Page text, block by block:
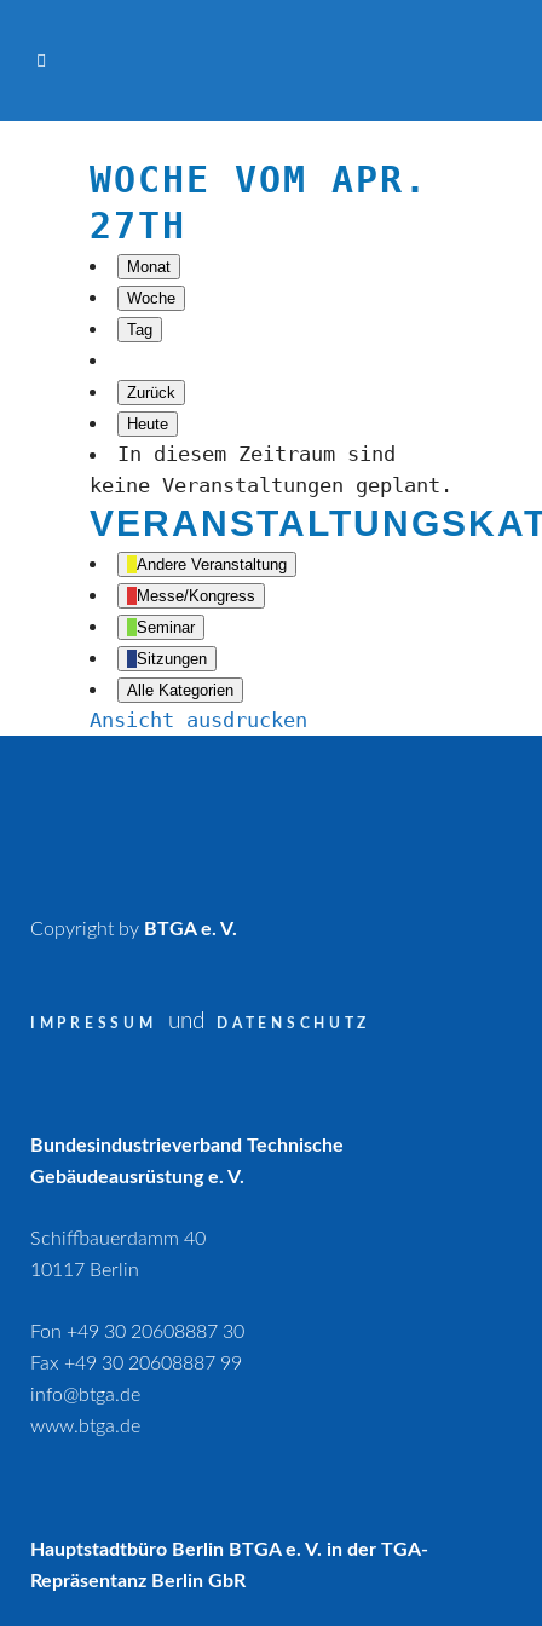
WOCHE VOM APR.
27TH
Monat
Woche
Tag
Zurück
Heute
In diesem Zeitraum sind
keine Veranstaltungen geplant.
Andere Veranstaltung
Messe/Kongress
Seminar
Sitzungen
Alle Kategorien
Ansicht ausdrucken
Copyright by BTGA e. V.
IMPRESSUM und DATENSCHUTZ
Bundesindustrieverband Technische
Gebäudeausrüstung e. V.
Schiffbauerdamm 40
10117 Berlin
Fon +49 30 20608887 30
Fax +49 30 20608887 99
info@btga.de
www.btga.de
Hauptstadtbüro Berlin BTGA e. V. in der TGA-
Repräsentanz Berlin GbR